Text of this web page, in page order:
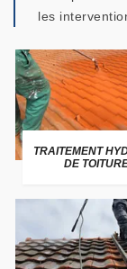
les
TRAITEMENT
DE